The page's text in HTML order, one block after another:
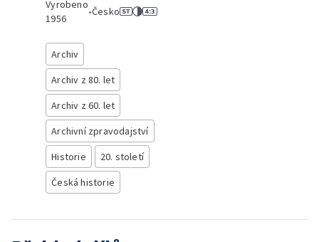
Vyrobeno
1956
•Česko
Archiv
Archiv z 80. let
Archiv z 60. let
Archivní zpravodajství
Historie
20. století
Česká historie